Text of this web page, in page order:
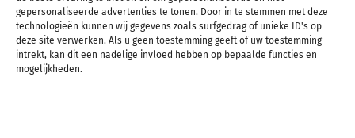
gepersonaliseerde advertenties te tonen. Door in te stemmen met deze
technologieën kunnen wij gegevens zoals surfgedrag of unieke ID's op
deze site verwerken. Als u geen toestemming geeft of uw toestemming
intrekt, kan dit een nadelige invloed hebben op bepaalde functies en
mogelijkheden.
ONTVANGEN?
Meld je aan voor mijn e-mails met structuur